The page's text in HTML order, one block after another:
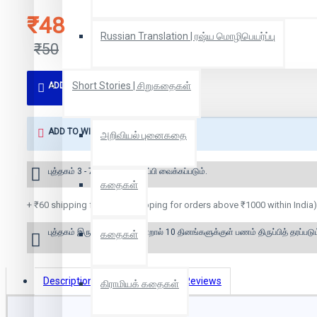
Russian Translation | ரஷ்ய மொழிபெயர்ப்பு
Short Stories | சிறுகதைகள்
அறிவியல் புனைகதை
கதைகள்
கதைகள்
கிராமியக் கதைகள்
₹48
₹50
ADD TO CART
ADD TO WISH LIST
புத்தகம் 3 - 7 நாட்களில் அனுப்பி வைக்கப்படும்.
+ ₹60 shipping fee* (Free shipping for orders above ₹1000 within India)
புத்தகம் இருப்பில் இல்லை என்றால் 10 தினங்களுக்குள் பணம் திருப்பித்
Description Book Details Reviews